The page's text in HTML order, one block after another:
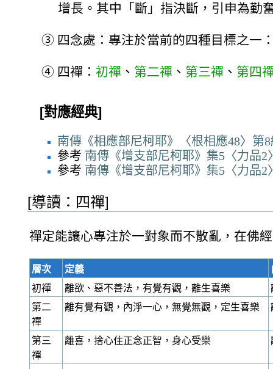
增長。其中「斷」指決斷，引申為勤
③ 四念處：專注於當前的四種目標之一
④ 四禪： 初禪 、 第二禪 、 第三禪 、 第四
[對應經典]
南傳《相應部尼柯耶》〈根相應48〉第
參考 南傳《增支部尼柯耶》集5〈力品2
參考 南傳《增支部尼柯耶》集5〈力品2
[導讀：四禪]
禪定能讓心專注於一對象而不散亂，在佛
層次 定義
初禪
離欲、惡不善法，有覺有觀，離生喜樂
第二
禪
離有覺有觀，內淨一心，無覺無觀，定生喜樂
第三
禪
離喜，捨心住正念正智，身心受樂